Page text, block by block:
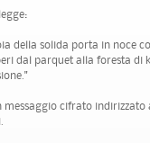
della solida porta in noce
dal parquet alla foresta di
cifrato